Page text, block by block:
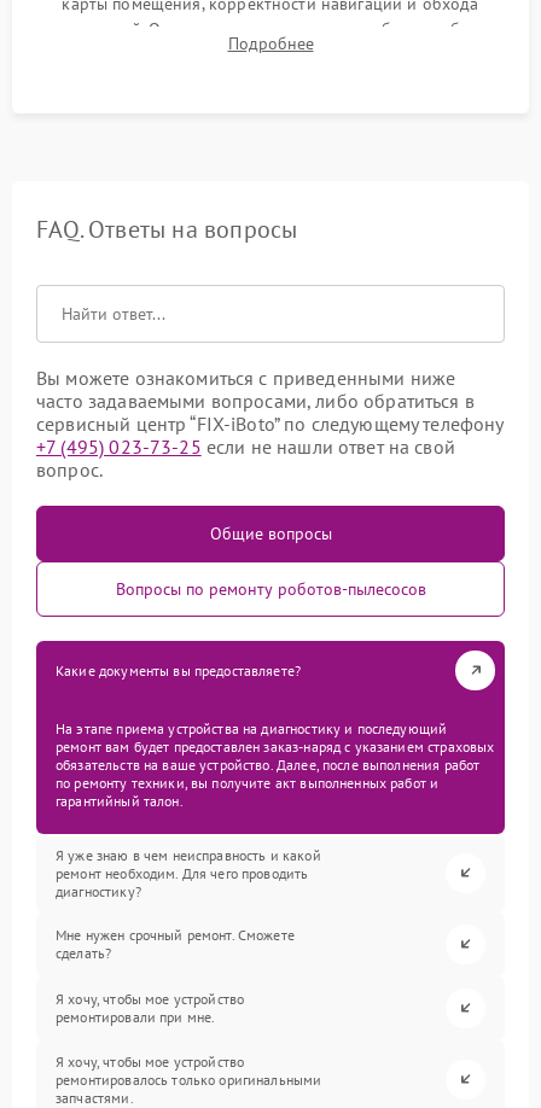
препятствий. Оценка силы всасывания и работы турбины.
Тестирование автоматического возврата на док-станцию и
Подробнее
FAQ. Ответы на вопросы
Вы можете ознакомиться с приведенными ниже
часто задаваемыми вопросами, либо обратиться в
сервисный центр “FIX-iBoto” по следующему телефону
+7 (495) 023-73-25 если не нашли ответ на свой
вопрос.
Общие вопросы
Вопросы по ремонту роботов-пылесосов
Какие документы вы предоставляете?
На этапе приема устройства на диагностику и последующий
ремонт вам будет предоставлен заказ-наряд с указанием страховых
обязательств на ваше устройство. Далее, после выполнения работ
по ремонту техники, вы получите акт выполненных работ и
гарантийный талон.
Я уже знаю в чем неисправность и какой
ремонт необходим. Для чего проводить
диагностику?
Мне нужен срочный ремонт. Сможете
сделать?
Я хочу, чтобы мое устройство
ремонтировали при мне.
Я хочу, чтобы мое устройство
ремонтировалось только оригинальными
запчастями.